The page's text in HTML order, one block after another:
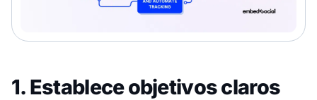
1. Establece objetivos claros